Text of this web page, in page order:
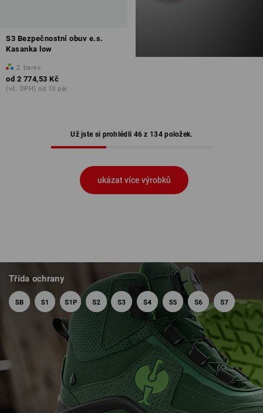
S3 Bezpečnostní obuv e.s.
Kasanka low
2 barev
od 2 774,53 Kč
(vč. DPH) od 10 pár
Už jste si prohlédli 46 z 134 položek.
ukázat více výrobků
Třída ochrany